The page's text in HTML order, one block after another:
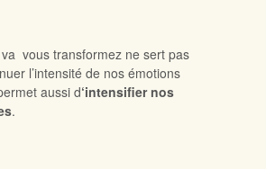
vous transformez ne sert pas
l’intensité de nos émotions
aussi d‘intensifier nos
.